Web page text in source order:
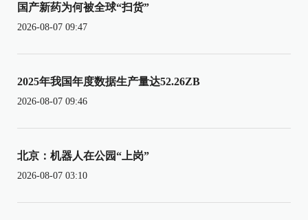
国产新药为何被全球“扫货”
2026-08-07 09:47
2025年我国年度数据生产量达52.26ZB
2026-08-07 09:46
北京：机器人在公园“上岗”
2026-08-07 03:10